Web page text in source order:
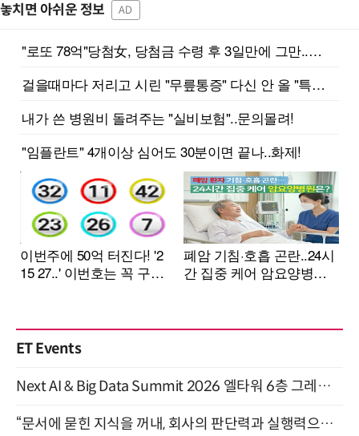
놓치면 아쉬운 정보 AD
ET Events
Next AI & Big Data Summit 2026 엘타워 6층 그레이스홀 개최 (9/18)
“문서에 묻힌 지식을 꺼내, 회사의 판단력과 실행력으로 바꾸다” (8/20)